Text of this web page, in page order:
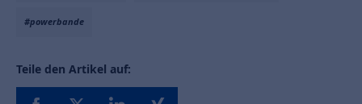
#powerbande
Teile den Artikel auf: